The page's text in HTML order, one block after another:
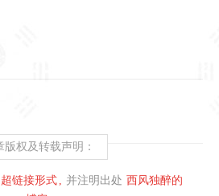
版权及转载声明：
超链接形式 并注明出处 西风独醉的